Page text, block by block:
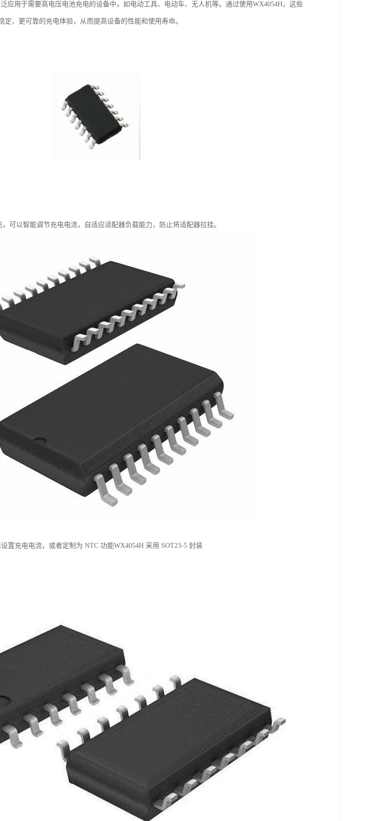
应用于需要高电压电池充电的设备中，如电动工具、电动车、无人机等。通过使用WX4054H，这些
定、更可靠的充电体验，从而提高设备的性能和使用寿命。
可以智能调节充电电流，自适应适配器负载能力，防止将适配器拉挂。
置充电电流，或者定制为 NTC 功能WX4054H 采用 SOT23-5 封装